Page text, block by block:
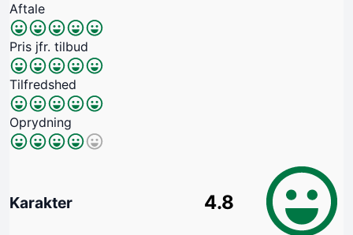
Aftale
Pris jfr. tilbud
Tilfredshed
Oprydning
Karakter 4.8